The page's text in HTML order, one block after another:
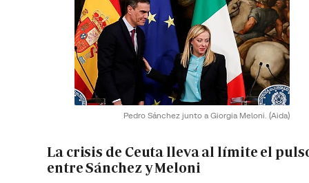
Pedro Sánchez junto a Giorgia Meloni. (Aida)
La crisis de Ceuta lleva al límite el
entre Sánchez y Meloni